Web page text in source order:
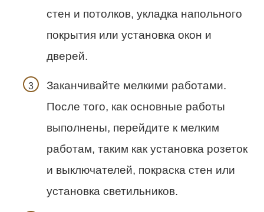
стен и потолков, укладка напольного
покрытия или установка окон и
дверей.
Заканчивайте мелкими работами.
После того, как основные работы
выполнены, перейдите к мелким
работам, таким как установка розеток
и выключателей, покраска стен или
установка светильников.